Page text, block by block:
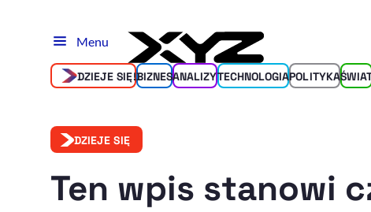
Menu
DZIEJE SIĘ!BIZNESANALIZYTECHNOLOGIAPOLITYKA
DZIEJE SIĘ
Ten wpis stanowi